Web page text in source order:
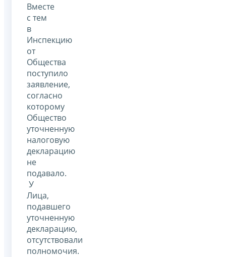
Вместе
с тем
в
Инспекцию
от
Общества
поступило
заявление,
согласно
которому
Общество
уточненную
налоговую
декларацию
не
подавало.
У
Лица,
подавшего
уточненную
декларацию,
отсутствовали
полномочия.